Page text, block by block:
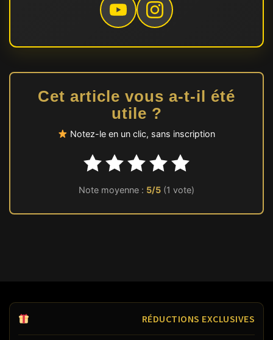
Cet article vous a-t-il été
utile ?
Notez-le en un clic, sans inscription
Note moyenne : 5/5 (1 vote)
RÉDUCTIONS EXCLUSIVES